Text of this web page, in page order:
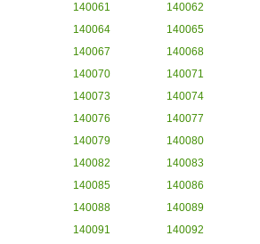
140061
140062
140064
140065
140067
140068
140070
140071
140073
140074
140076
140077
140079
140080
140082
140083
140085
140086
140088
140089
140091
140092